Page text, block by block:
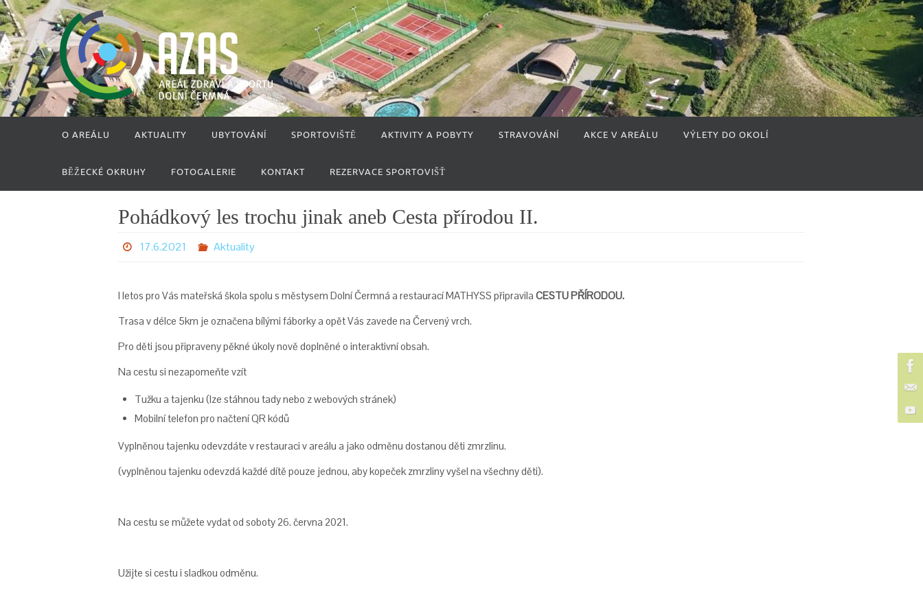
Přeskočit
na
obsah
O AREÁLU AKTUALITY UBYTOVÁNÍ SPORTOVIŠTĚ AKTIVITY A POBYTY STRAVOVÁNÍ AKCE V AREÁLU VÝLETY DO OKOLÍ
BĚŽECKÉ OKRUHY FOTOGALERIE KONTAKT REZERVACE SPORTOVIŠŤ
Pohádkový les trochu jinak aneb Cesta přírodou II.
17.6.2021 Aktuality
I letos pro Vás mateřská škola spolu s městysem Dolní Čermná a restaurací MATHYSS připravila CESTU PŘÍRODOU.
Trasa v délce 5km je označena bílými fáborky a opět Vás zavede na Červený vrch.
Pro děti jsou připraveny pěkné úkoly nově doplněné o interaktivní obsah.
Na cestu si nezapomeňte vzít
Tužku a tajenku (lze stáhnou tady nebo z webových stránek)
Mobilní telefon pro načtení QR kódů
Vyplněnou tajenku odevzdáte v restauraci v areálu a jako odměnu dostanou děti zmrzlinu.
(vyplněnou tajenku odevzdá každé dítě pouze jednou, aby kopeček zmrzliny vyšel na všechny děti).
Na cestu se můžete vydat od soboty 26. června 2021.
Užijte si cestu i sladkou odměnu.